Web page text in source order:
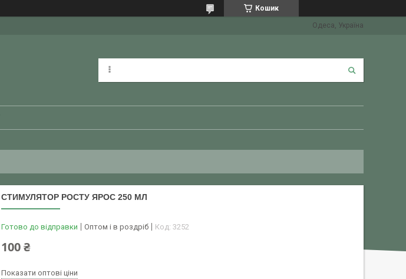
Кошик
Одеса, Україна
СТИМУЛЯТОР РОСТУ ЯРОС 250 МЛ
Готово до відправки Оптом і в роздріб Код: 3252
100 ₴
Показати оптові ціни